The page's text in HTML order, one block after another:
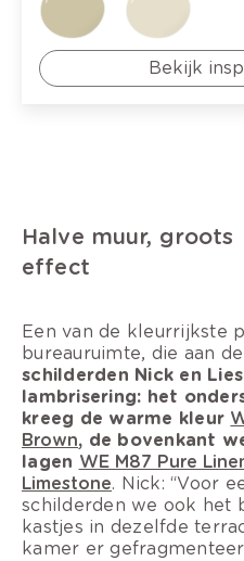
Bekijk
Halve muur, groots
effect
Een van de kleurrijkste
bureauruimte, die aan
schilderden Nick en
lambrisering: het
kreeg de warme kleur
Brown, de bovenkant
lagen WE M87 Pure
Limestone. Nick: “Voor
schilderden we ook het
kastjes in dezelfde
kamer er